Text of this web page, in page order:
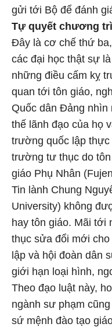
gửi tới Bộ để đánh
Tự quyết chương
Đây là cơ chế thứ
các đại học thật sự
những điều cấm kỵ
quan tới tôn giáo,
Quốc dân Đảng nhìn
thế lãnh đạo của họ
trường quốc lập
trường tư thục do
giáo Phụ Nhân
Tin lành Chung
University) không
hay tôn giáo. Mãi tới
thục sửa đổi mới
lập và hội đoàn dân
giới hạn loại hình,
Theo đạo luật này,
ngành sư phạm
sứ mệnh đào tạo